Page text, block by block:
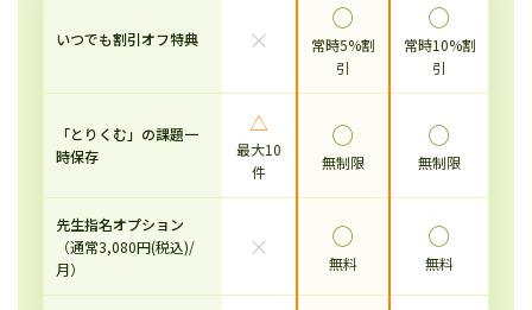
いつでも割引オフ特典 ×
◯
常時5%割
引
◯
常時10%割
引
「とりくむ」の課題一
時保存
△
最大10
件
◯
無制限
◯
無制限
先生指名オプション
（通常3,080円(税込)/
月）
× ◯
無料
◯
無料